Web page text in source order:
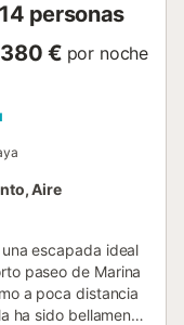
personas
380 € por noche
Aire
escapada ideal
paseo de Marina
a poca distancia
ha sido bellamente